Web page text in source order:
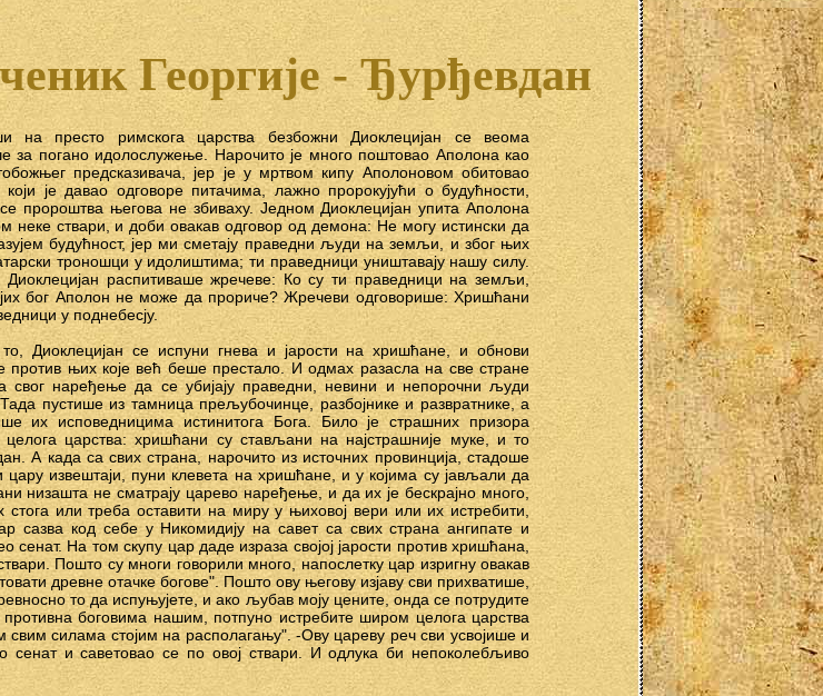
Георгије - Ђурђевдан
на престо римскога царства безбожни Диоклецијан се веома
за погано идолослужење. Нарочито је много поштовао Аполона као
предсказивача, јер је у мртвом кипу Аполоновом обитовао
је давао одговоре питачима, лажно пророкујући о будућности,
пророштва његова не збиваху. Једном Диоклецијан упита Аполона
неке ствари, и доби овакав одговор од демона: Не могу истински да
будућност, јер ми сметају праведни људи на земљи, и због њих
троношци у идолиштима; ти праведници уништавају нашу силу.
распитиваше жречеве: Ко су ти праведници на земљи,
бог Аполон не може да прориче? Жречеви одговорише: Хришћани
у поднебесју.
Диоклецијан се испуни гнева и јарости на хришћане, и обнови
против њих које већ беше престало. И одмах разасла на све стране
свог наређење да се убијају праведни, невини и непорочни људи
пустише из тамница прељубочинце, разбојнике и развратнике, а
их исповедницима истинитога Бога. Било је страшних призора
царства: хришћани су стављани на најстрашније муке, и то
А када са свих страна, нарочито из источних провинција, стадоше
цару извештаји, пуни клевета на хришћане, и у којима су јављали да
низашта не сматрају царево наређење, и да их је бескрајно много,
стога или треба оставити на миру у њиховој вери или их истребити,
сазва код себе у Никомидију на савет са свих страна ангипате и
На том скупу цар даде израза својој јарости против хришћана,
Пошто су многи говорили много, напослетку цар изригну овакав
древне отачке богове". Пошто ову његову изјаву сви прихватише,
то да испуњујете, и ако љубав моју цените, онда се потрудите
боговима нашим, потпуно истребите широм целога царства
силама стојим на располагању". -Ову цареву реч сви усвојише и
сенат и саветовао се по овој ствари. И одлука би непоколебљиво